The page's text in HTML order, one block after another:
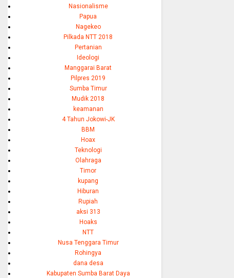
Nasionalisme
Papua
Nagekeo
Pilkada NTT 2018
Pertanian
Ideologi
Manggarai Barat
Pilpres 2019
Sumba Timur
Mudik 2018
keamanan
4 Tahun Jokowi-JK
BBM
Hoax
Teknologi
Olahraga
Timor
kupang
Hiburan
Rupiah
aksi 313
Hoaks
NTT
Nusa Tenggara Timur
Rohingya
dana desa
Kabupaten Sumba Barat Daya